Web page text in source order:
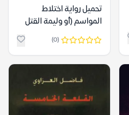
تحميل رواية اختلاط
المواسم (أو وليمة القتل
الكبرى) – بشير مفتي
(0)